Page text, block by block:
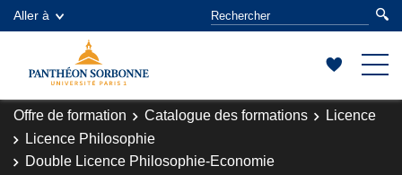
Aller à
Offre de formation Catalogue des formations
Licence
Licence Philosophie
Double Licence Philosophie-Economie